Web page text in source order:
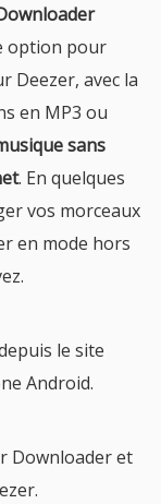
option pour
Deezer, avec la
en MP3 ou
sans
. En quelques
vos morceaux
en mode hors
le site
Android.
Downloader et